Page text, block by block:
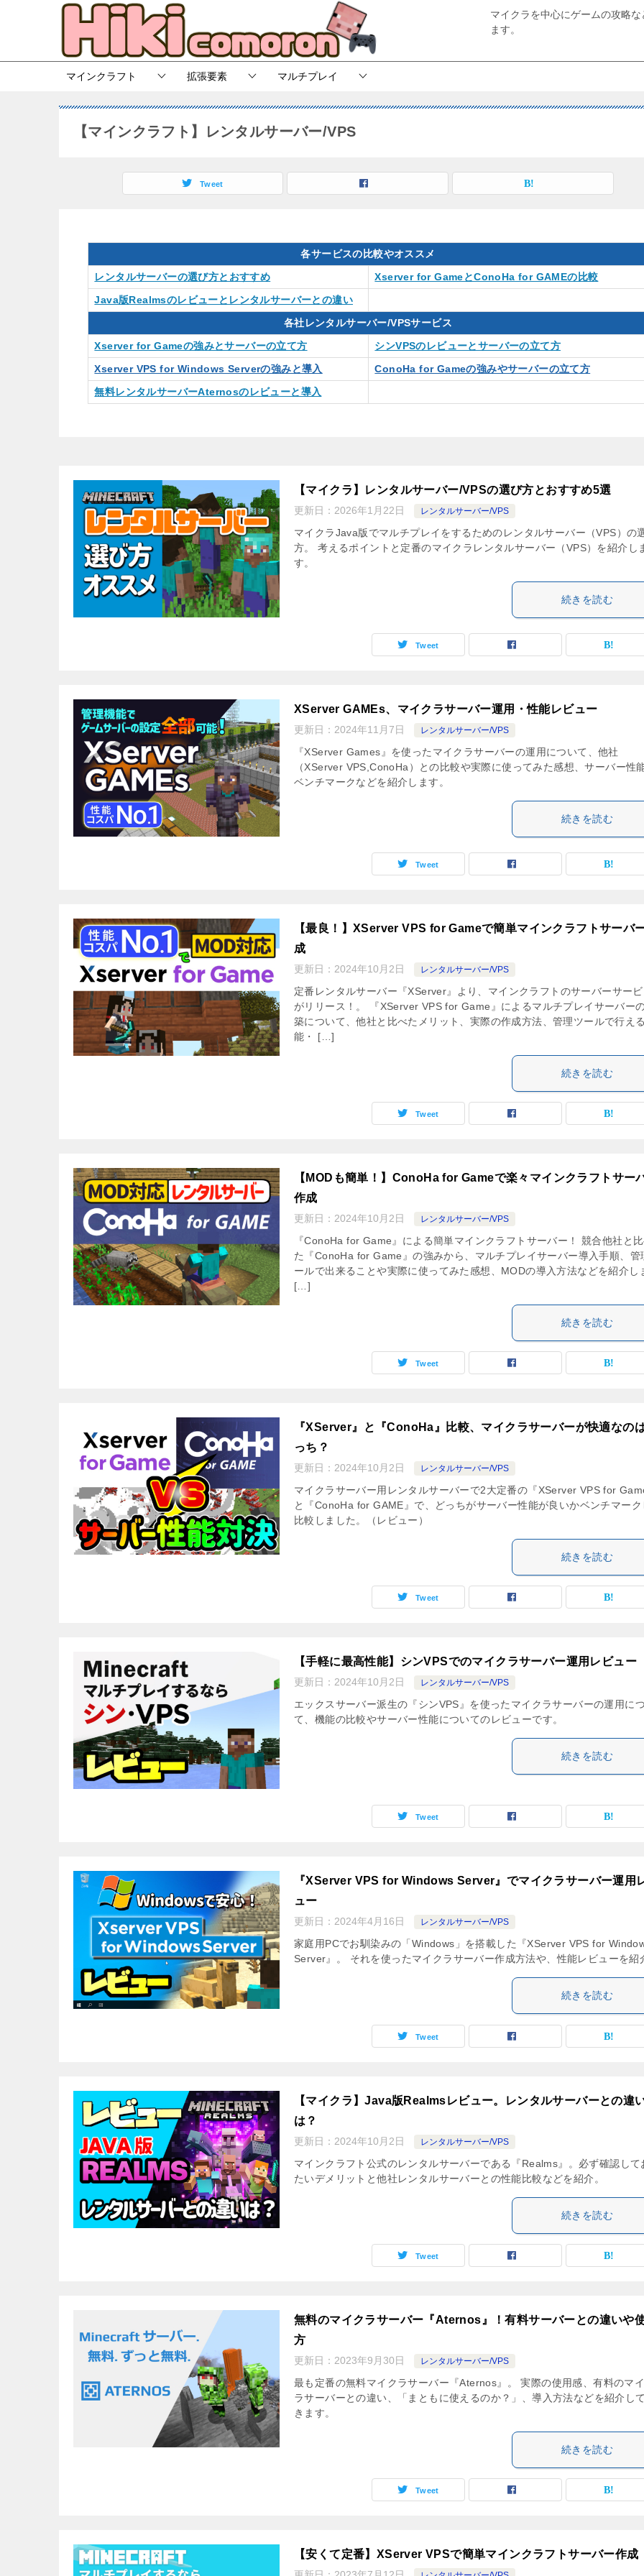
マイクラを中心にゲームの攻略
ます。
マインクラフト 拡張要素 マルチプレイ
【マインクラフト】レンタルサーバー/VPS
Tweet
各サービスの比較やオススメ
レンタルサーバーの選び方とおすすめ
Xserver for GameとConoHa for GAMEの比較
Java版Realmsのレビューとレンタルサーバーとの違い
各社レンタルサーバー/VPSサービス
Xserver for Gameの強みとサーバーの立て方
シンVPSのレビューとサーバーの立て方
Xserver VPS for Windows Serverの強みと導入
ConoHa for Gameの強みやサーバーの立て方
無料レンタルサーバーAternosのレビューと導入
【マイクラ】レンタルサーバー/VPSの選び方とおすすめ5選
更新日： 2026年1月22日 レンタルサーバー/VPS
マイクラJava版でマルチプレイをするためのレンタルサーバー（VPS）の
方。 考えるポイントと定番のマイクラレンタルサーバー（VPS）を紹介し
す。
続きを読む
Tweet
XServer GAMEs、マイクラサーバー運用・性能レビュー
更新日： 2024年11月7日 レンタルサーバー/VPS
『XServer Games』を使ったマイクラサーバーの運用について、他社
（XServer VPS,ConoHa）との比較や実際に使ってみた感想、サーバー性
ベンチマークなどを紹介します。
続きを読む
Tweet
【最良！】XServer VPS for Gameで簡単マインクラフトサーバ
成
更新日： 2024年10月2日 レンタルサーバー/VPS
定番レンタルサーバー『XServer』より、マインクラフトのサーバーサービ
がリリース！。 『XServer VPS for Game』によるマルチプレイサーバー
築について、他社と比べたメリット、実際の作成方法、管理ツールで行え
能・ […]
続きを読む
Tweet
【MODも簡単！】ConoHa for Gameで楽々マインクラフトサー
作成
更新日： 2024年10月2日 レンタルサーバー/VPS
『ConoHa for Game』による簡単マインクラフトサーバー！ 競合他社と
た『ConoHa for Game』の強みから、マルチプレイサーバー導入手順、管
ールで出来ることや実際に使ってみた感想、MODの導入方法などを紹介し
[…]
続きを読む
Tweet
『XServer』と『ConoHa』比較、マイクラサーバーが快適なの
っち？
更新日： 2024年10月2日 レンタルサーバー/VPS
マイクラサーバー用レンタルサーバーで2大定番の『XServer VPS for
と『ConoHa for GAME』で、どっちがサーバー性能が良いかベンチマーク
比較しました。（レビュー）
続きを読む
Tweet
【手軽に最高性能】シンVPSでのマイクラサーバー運用レビュー
更新日： 2024年10月2日 レンタルサーバー/VPS
エックスサーバー派生の『シンVPS』を使ったマイクラサーバーの運用に
て、機能の比較やサーバー性能についてのレビューです。
続きを読む
Tweet
『XServer VPS for Windows Server』でマイクラサーバー運用
ュー
更新日： 2024年4月16日 レンタルサーバー/VPS
家庭用PCでお馴染みの「Windows」を搭載した『XServer VPS for
Server』。 それを使ったマイクラサーバー作成方法や、性能レビューを紹
続きを読む
Tweet
【マイクラ】Java版Realmsレビュー。レンタルサーバーとの違
は？
更新日： 2024年10月2日 レンタルサーバー/VPS
マインクラフト公式のレンタルサーバーである『Realms』。必ず確認して
たいデメリットと他社レンタルサーバーとの性能比較などを紹介。
続きを読む
Tweet
無料のマイクラサーバー『Aternos』！有料サーバーとの違いや
方
更新日： 2023年9月30日 レンタルサーバー/VPS
最も定番の無料マイクラサーバー『Aternos』。 実際の使用感、有料のマ
ラサーバーとの違い、「まともに使えるのか？」、導入方法などを紹介し
きます。
続きを読む
Tweet
【安くて定番】XServer VPSで簡単マインクラフトサーバー作成